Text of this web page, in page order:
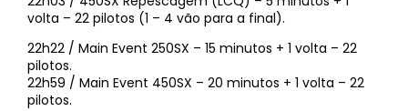
volta – 22 pilotos (1 – 4 vão para a final).
22h22 / Main Event 250SX – 15 minutos + 1 volta – 22
pilotos.
22h59 / Main Event 450SX – 20 minutos + 1 volta – 22
pilotos.